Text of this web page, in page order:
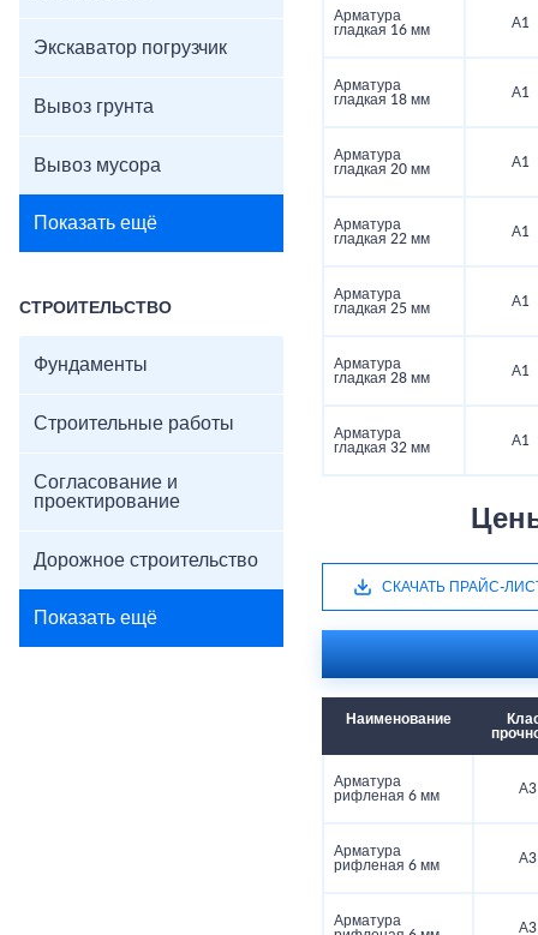
Экскаватор погрузчик
Вывоз грунта
Вывоз мусора
Показать ещё
СТРОИТЕЛЬСТВО
Фундаменты
Строительные работы
Согласование и
проектирование
Дорожное строительство
Показать ещё
Арматура
гладкая 16 мм
А1
Арматура
гладкая 18 мм
А1
Арматура
гладкая 20 мм
А1
Арматура
гладкая 22 мм
А1
Арматура
гладкая 25 мм
А1
Арматура
гладкая 28 мм
А1
Арматура
гладкая 32 мм
А1
СКАЧАТЬ ПРАЙС-
Наименование
Арматура
рифленая 6 мм
А3
Арматура
рифленая 6 мм
А3
Арматура
А3